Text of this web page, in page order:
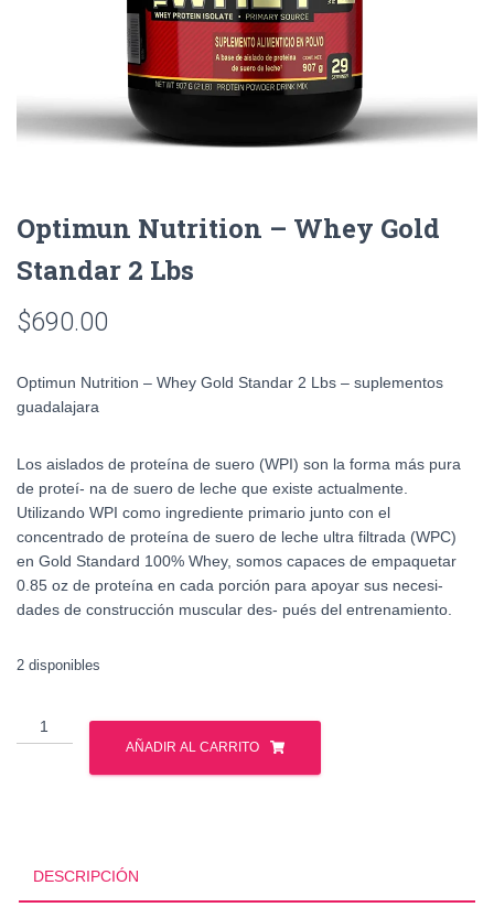
Optimun Nutrition – Whey Gold
Standar 2 Lbs
$690.00
Optimun Nutrition – Whey Gold Standar 2 Lbs – suplementos
guadalajara
Los aislados de proteína de suero (WPI) son la forma más pura
de proteí- na de suero de leche que existe actualmente.
Utilizando WPI como ingrediente primario junto con el
concentrado de proteína de suero de leche ultra filtrada (WPC)
en Gold Standard 100% Whey, somos capaces de empaquetar
0.85 oz de proteína en cada porción para apoyar sus necesi-
dades de construcción muscular des- pués del entrenamiento.
2 disponibles
Optimun
Nutrition
AÑADIR AL CARRITO
DESCRIPCIÓN